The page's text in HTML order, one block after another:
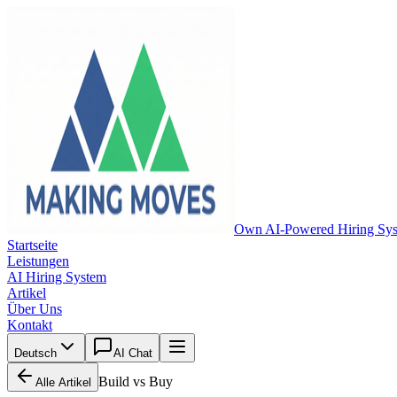
Own AI-Powered Hiring
Startseite
Leistungen
AI Hiring System
Artikel
Über Uns
Kontakt
Deutsch AI Chat
Alle Artikel Build vs Buy